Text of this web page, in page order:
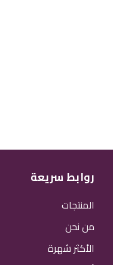
روابط سريعة
المنتجات
من نحن
الأكثر شهرة